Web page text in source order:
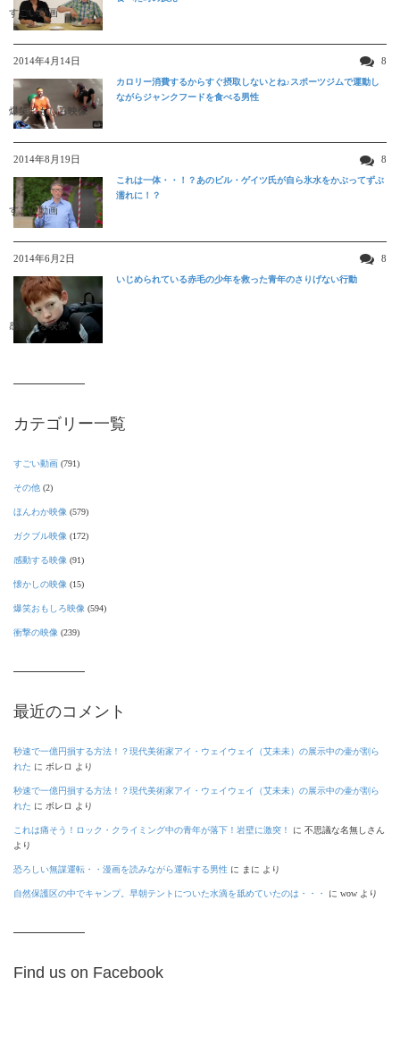
すごい動画
2014年4月14日 8
爆笑おもしろ映像
カロリー消費するからすぐ摂取しないとね♪スポーツジムで運動し
ながらジャンクフードを食べる男性
2014年8月19日 8
すごい動画
これは一体・・！？あのビル・ゲイツ氏が自ら氷水をかぶってずぶ
濡れに！？
2014年6月2日 8
感動する映像
いじめられている赤毛の少年を救った青年のさりげない行動
カテゴリー一覧
すごい動画 (791)
その他 (2)
ほんわか映像 (579)
ガクブル映像 (172)
感動する映像 (91)
懐かしの映像 (15)
爆笑おもしろ映像 (594)
衝撃の映像 (239)
最近のコメント
秒速で一億円損する方法！？現代美術家アイ・ウェイウェイ（艾未未）の展示中の壷が割ら
れた に ボレロ より
秒速で一億円損する方法！？現代美術家アイ・ウェイウェイ（艾未未）の展示中の壷が割ら
れた に ボレロ より
これは痛そう！ロック・クライミング中の青年が落下！岩壁に激突！ に 不思議な名無しさん
より
恐ろしい無謀運転・・漫画を読みながら運転する男性 に まに より
自然保護区の中でキャンプ。早朝テントについた水滴を舐めていたのは・・・ に wow より
Find us on Facebook